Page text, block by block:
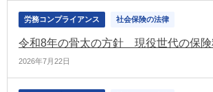
労務コンプライアンス 社会保険の法律
2026年7月22日